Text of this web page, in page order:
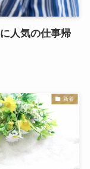
人気の仕事帰
新着